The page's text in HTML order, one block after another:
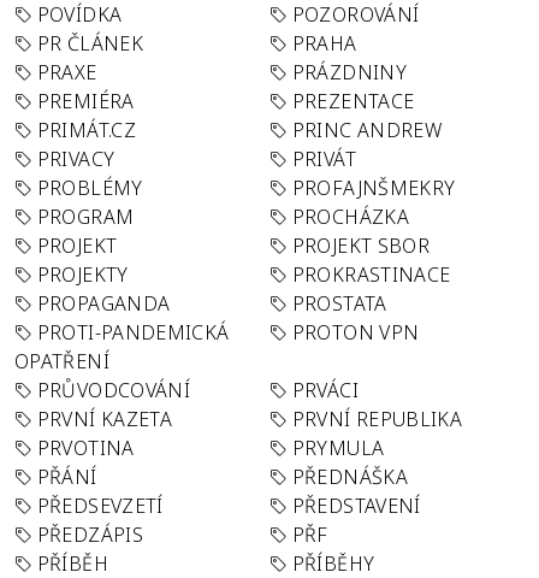
POVÍDKA
POZOROVÁNÍ
PR ČLÁNEK
PRAHA
PRAXE
PRÁZDNINY
PREMIÉRA
PREZENTACE
PRIMÁT.CZ
PRINC ANDREW
PRIVACY
PRIVÁT
PROBLÉMY
PROFAJNŠMEKRY
PROGRAM
PROCHÁZKA
PROJEKT
PROJEKT SBOR
PROJEKTY
PROKRASTINACE
PROPAGANDA
PROSTATA
PROTI-PANDEMICKÁ
OPATŘENÍ
PROTON VPN
PRŮVODCOVÁNÍ
PRVÁCI
PRVNÍ KAZETA
PRVNÍ REPUBLIKA
PRVOTINA
PRYMULA
PŘÁNÍ
PŘEDNÁŠKA
PŘEDSEVZETÍ
PŘEDSTAVENÍ
PŘEDZÁPIS
PŘF
PŘÍBĚH
PŘÍBĚHY